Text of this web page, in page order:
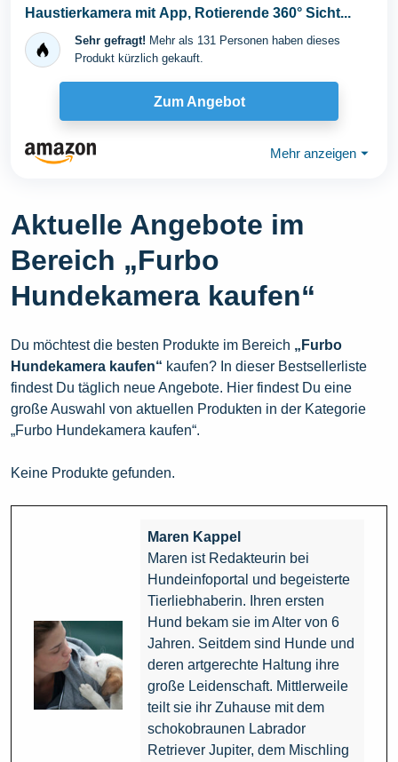
Haustierkamera mit App, Rotierende 360° Sicht...
Sehr gefragt! Mehr als 131 Personen haben dieses
Produkt kürzlich gekauft.
Zum Angebot
Mehr anzeigen ⏷
Aktuelle Angebote im
Bereich „Furbo
Hundekamera kaufen“
Du möchtest die besten Produkte im Bereich „Furbo
Hundekamera kaufen“ kaufen? In dieser Bestsellerliste
findest Du täglich neue Angebote. Hier findest Du eine
große Auswahl von aktuellen Produkten in der Kategorie
„Furbo Hundekamera kaufen“.
Keine Produkte gefunden.
Maren Kappel
Maren ist Redakteurin bei
Hundeinfoportal und begeisterte
Tierliebhaberin. Ihren ersten
Hund bekam sie im Alter von 6
Jahren. Seitdem sind Hunde und
deren artgerechte Haltung ihre
große Leidenschaft. Mittlerweile
teilt sie ihr Zuhause mit dem
schokobraunen Labrador
Retriever Jupiter, dem Mischling